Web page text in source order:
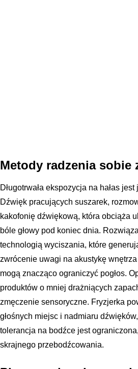
Metody radzenia sobie
Długotrwała ekspozycja na hałas
Dźwięk pracujących suszarek,
kakofonię dźwiękową, która obciąża
bóle głowy pod koniec dnia.
technologią wyciszania, które
zwrócenie uwagi na akustykę
mogą znacząco ograniczyć pogłos.
produktów o mniej drażniących
zmęczenie sensoryczne. Fryzjerka
głośnych miejsc i nadmiaru
tolerancja na bodźce jest
skrajnego przebodźcowania.